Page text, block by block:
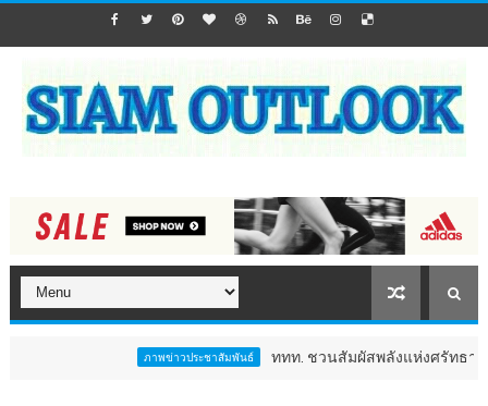
ภาพข่าวประชาสัมพันธ์ ททท. ชวนสัมผัสพลังแห่งศรัทธา ร่วมงาน "